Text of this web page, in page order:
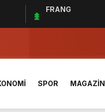
FRANG
sektörü hareketlendi
SPOR MAGAZİN